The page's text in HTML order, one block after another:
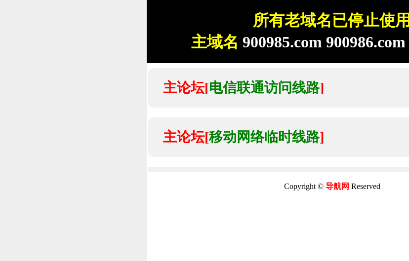
所有老域名已停止使用
主域名 900985.com 900986.com
主论坛[电信联通访问线路]
主论坛[移动网络临时线路]
Copyright © 导航网 Reserved